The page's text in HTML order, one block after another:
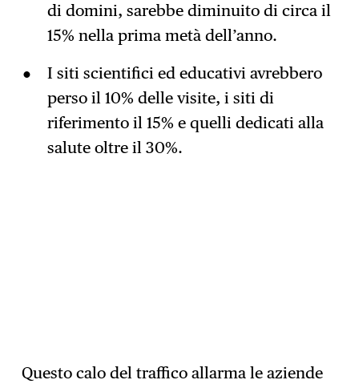
di domini, sarebbe diminuito di circa il
15% nella prima metà dell’anno.
I siti scientifici ed educativi avrebbero
perso il 10% delle visite, i siti di
riferimento il 15% e quelli dedicati alla
salute oltre il 30%.
Questo calo del traffico allarma le aziende